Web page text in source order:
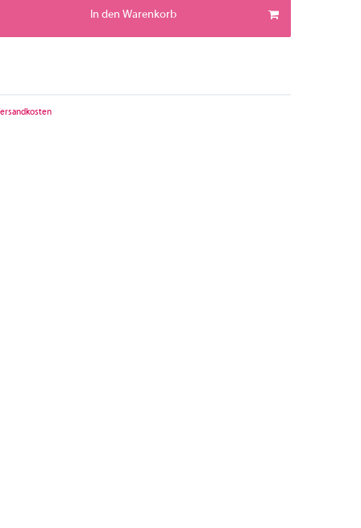
In den Warenkorb